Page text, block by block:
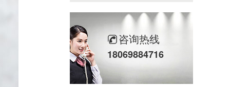
咨询热线
18069884716